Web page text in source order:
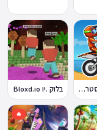
אופנוע אקסטרים Moto X3M בלוק .יו Bloxd.io
🔥